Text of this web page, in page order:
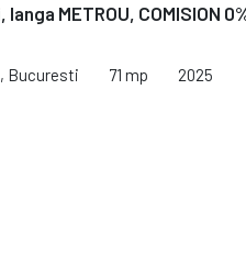
METROU, COMISION
Bucuresti 71 mp 2025